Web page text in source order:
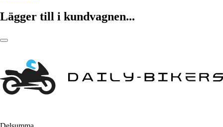
Lägger till i kundvagnen...